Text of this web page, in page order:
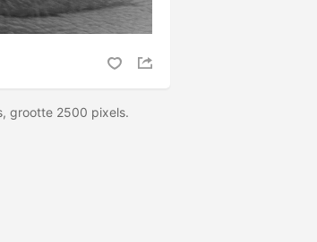
grootte 2500 pixels.